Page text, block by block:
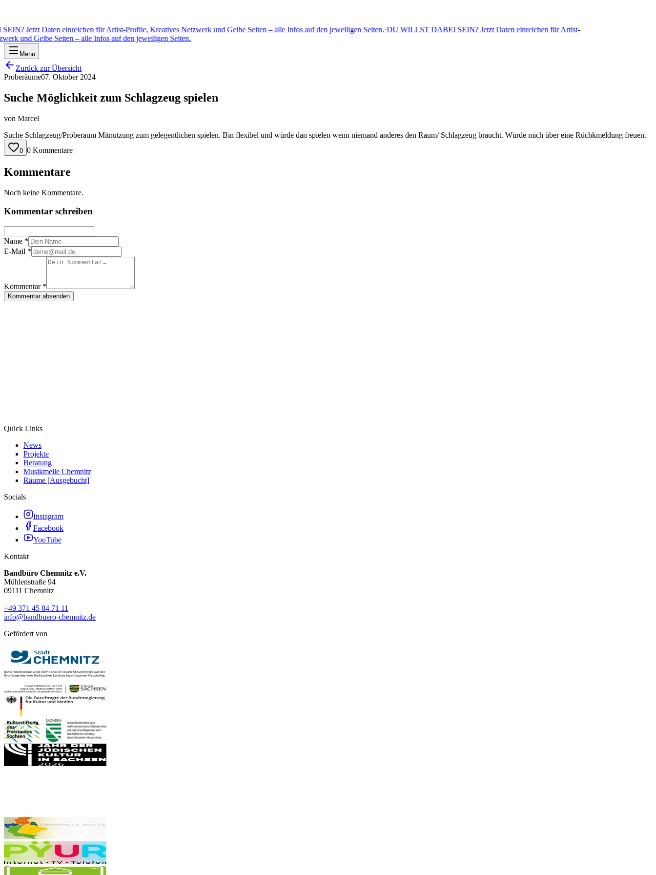
Jetzt Daten einreichen für Artist-Profile, Kreatives Netzwerk und Gelbe Seiten – alle Infos auf den jeweiligen Seiten.·DU WILLST DABEI SEIN? Jetzt Daten einreichen für Artist-
und Gelbe Seiten – alle Infos auf den jeweiligen Seiten.
Menu
Zurück zur Übersicht
Proberäume07. Oktober 2024
Suche Möglichkeit zum Schlagzeug spielen
von Marcel
Suche Schlagzeug/Proberaum Mitnutzung zum gelegentlichen spielen. Bin flexibel und würde dan spielen wenn niemand anderes den Raum/ Schlagzeug braucht. Würde mich über eine Rüchkmeldung freuen.
0 0 Kommentare
Kommentare
Noch keine Kommentare.
Kommentar schreiben
Name *
E-Mail *
Kommentar *
Kommentar absenden
Quick Links
News
Projekte
Beratung
Musikmeile Chemnitz
Räume [Ausgebucht]
Socials
Instagram
Facebook
YouTube
Kontakt
Bandbüro Chemnitz e.V.
Mühlenstraße 94
09111 Chemnitz
+49 371 45 84 71 11
info@bandbuero-chemnitz.de
Gefördert von